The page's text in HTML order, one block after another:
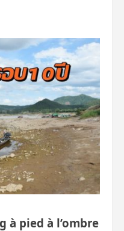
à pied à l’ombre